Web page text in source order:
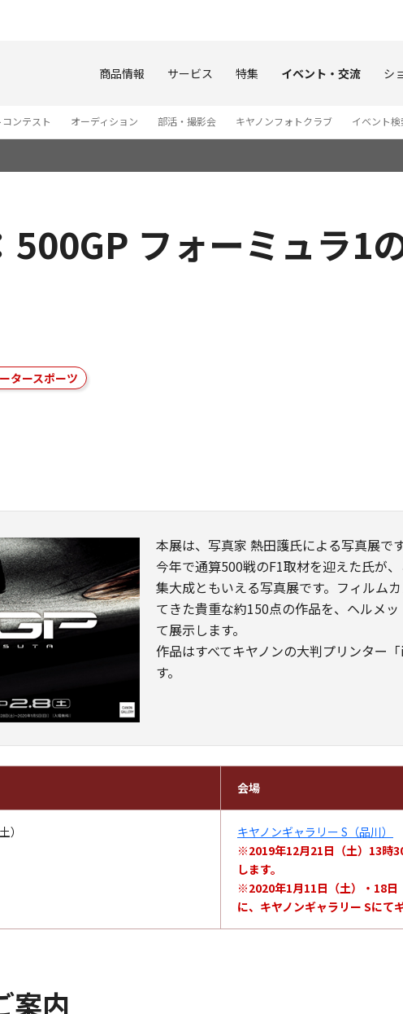
商品情報 サービス 特集 イベント・交流 シ
ンテスト オーディション 部活・撮影会 キヤノンフォトクラブ イベント検
500GP フォーミュラ1
タースポーツ
本展は、写真家 熱田護氏による写真展で
今年で通算500戦のF1取材を迎えた氏が
集大成ともいえる写真展です。フィルム
てきた貴重な約150点の作品を、ヘルメ
て展示します。
作品はすべてキヤノンの大判プリンター
す。
会場
）
キヤノンギャラリー S（品川）
※2019年12月21日（土）13時
します。
※2020年1月11日（土）・18
に、キヤノンギャラリー Sにて
案内